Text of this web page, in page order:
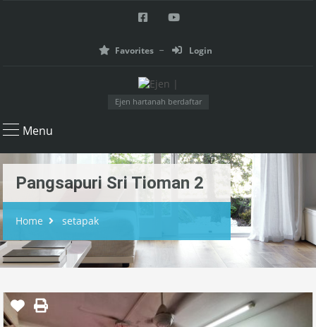
Favorites Login
Ejen hartanah berdaftar
Menu
Pangsapuri Sri Tioman 2
Home setapak